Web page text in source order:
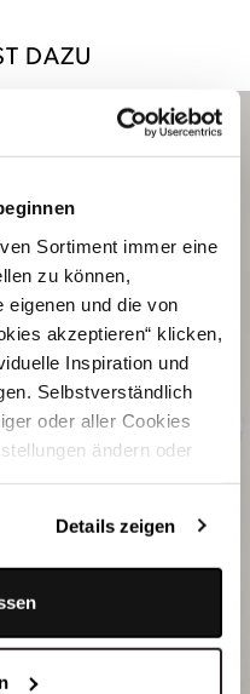
Sortiment immer eine
zu können,
und die von
akzeptieren“ klicken,
Inspiration und
Selbstverständlich
oder aller Cookies
ändern oder
Details zeigen
DAZU